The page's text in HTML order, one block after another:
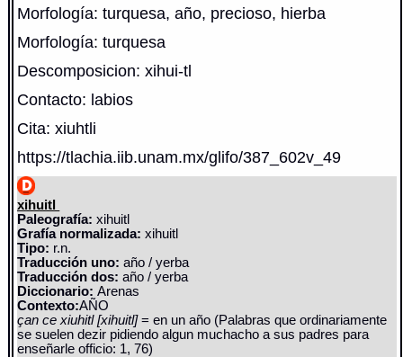
Morfología: turquesa, año, precioso, hierba
Morfología: turquesa
Descomposicion: xihui-tl
Contacto: labios
Cita: xiuhtli
https://tlachia.iib.unam.mx/glifo/387_602v_49
xihuitl
Paleografía: xihuitl
Grafía normalizada: xihuitl
Tipo: r.n.
Traducción uno: año / yerba
Traducción dos: año / yerba
Diccionario:Arenas
Contexto:AÑO
çan ce xiuhitl [xihuitl]= en un año (Palabras que ordinariamente
se suelen dezir pidiendo algun muchacho a sus padres para
enseñarle officio: 1, 76)